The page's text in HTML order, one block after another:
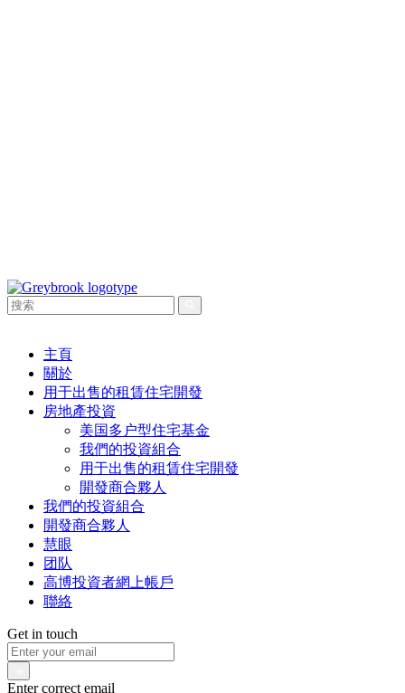
主頁
關於
用于出售的租賃住宅開發
房地產投資
美国多户型住宅基金
我們的投資組合
用于出售的租賃住宅開發
開發商合夥人
我們的投資組合
開發商合夥人
慧眼
团队
高博投資者網上帳戶
聯絡
Get in touch
Enter correct email